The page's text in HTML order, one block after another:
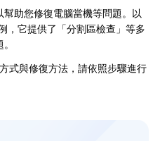
助您修復電腦當機等問題。以
，它提供了「分割區檢查」等多
式與修復方法，請依照步驟進行